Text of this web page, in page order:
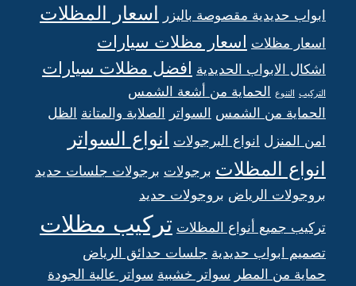
ابواب حديدية مقصوصة باليزر اسعار المظلات
اسعار مظلات اسعار مظلات سيارات
اشكال الابواب الحديدية افضل مظلات سيارات
التركيب التنوع الحماية من أشعة الشمس
الحماية من الشمس السواتر الصلابة والمتانة الظل
امن المنزل انواع البرجولات انواع السواتر
انواع المظلات برجولات برجولات جلسات حديد
بروجولات الرياض بروجولات حديد
تركيب جميع أنواع المظلات تركيب مظلات
تصميم ابواب حديدية جلسات حدائق الرياض
حماية من المطر سواتر خشبية سواتر عالية الجودة